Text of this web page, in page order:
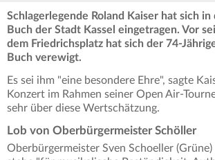
Schlagerlegende Roland Kaiser hat sich in
Buch der Stadt Kassel eingetragen. Vor
dem Friedrichsplatz hat sich der 74-
Buch verewigt.
Es sei ihm "eine besondere Ehre", sagte
Konzert im Rahmen seiner Open Air-
sehr über diese Wertschätzung.
Lob von Oberbürgermeister Schöller
Oberbürgermeister Sven Schoeller